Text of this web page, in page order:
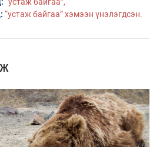
“устаж байгаа”,
“устаж байгаа” хэмээн үнэлэгдсэн.